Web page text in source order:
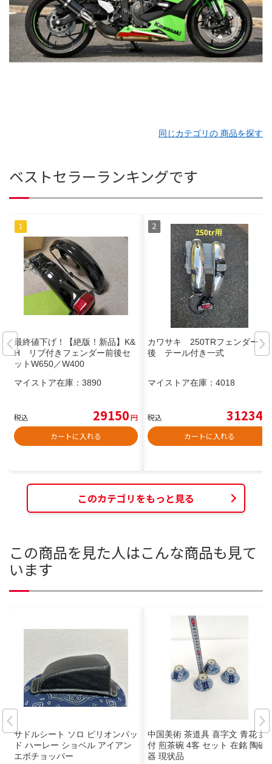
同じカテゴリの 商品を探す
ベストセラーランキングです
最終値下げ！【絶版！新品】K&
H リブ付きフェンダー前後セ
ットW650／W400
マイストア在庫： 3890
税込 29150円
カートに入れる
カワサキ 250TRフェンダー 前
後 テール付き一式
マイストア在庫： 4018
税込 31234
カートに入れる
このカテゴリをもっと見る
この商品を見た人はこんな商品も見て
います
サドルシート ソロ ピリオンパッ
ド ハーレー ショベル アイアン
エボチョッパー
中国美術 茶道具 喜字文 青花 染
付 煎茶碗 4客 セット 在銘 陶磁
器 現状品